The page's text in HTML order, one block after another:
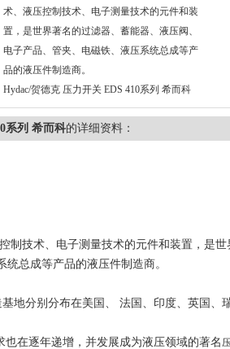
术、液压控制技术、电子测量技术的元件和装
置，是世界著名的过滤器、蓄能器、液压阀、
电子产品、管夹、电磁铁、液压系统总成等产
品的液压件制造商。
Hydac/贺德克 压力开关 EDS 410系列 希而科
系列 希而科的详细资料：
制技术、电子测量技术的元件和装置，是
总成等产品的液压件制造商。
地分别分布在美国、 法国、印度、英国、
也在逐年递增，并发展成为液压领域的著名